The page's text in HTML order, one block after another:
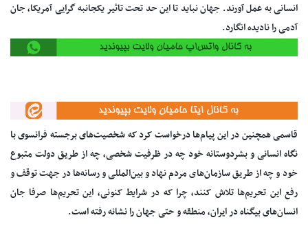
انسانی به عمل آورند. جهان نباید تا این حد تحت تاثیر یکجانبه گرایی آمریکا، جان
آدمی را نادیده انگارد.
قاسمی همچنین در این پیام‌ها درخواست کرد که شخصیت‌های برجسته فرانسوی با
نگاه انسانی و بشردوستانه خود چه در ظرفیت شخصی، چه از طریق دولت متبوع
خود و چه از طریق سازمان‌های مردم نهاد و بین‌المللی و رسانه‌ها در جهت توقف و
رفع این تحریم‌ها تلاش کنند، چرا که در شرایط کنونی، این تحریم‌ها صرفا جان
انسان‌های بیگناه در ایران، منطقه و حتی جهان را نشانه رفته است.